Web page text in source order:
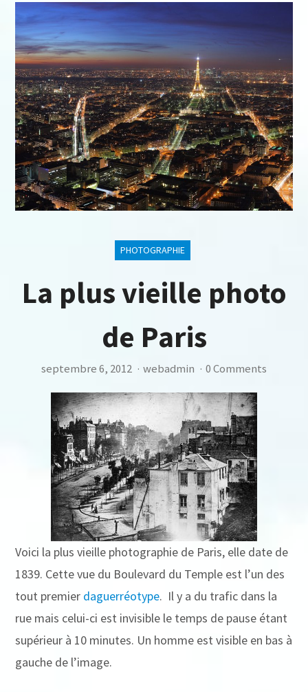
PHOTOGRAPHIE
La plus vieille photo
de Paris
septembre 6, 2012 · webadmin · 0 Comments
Voici la plus vieille photographie de Paris, elle date de
1839. Cette vue du Boulevard du Temple est l’un des
tout premier daguerréotype. Il y a du trafic dans la
rue mais celui-ci est invisible le temps de pause étant
supérieur à 10 minutes. Un homme est visible en bas à
gauche de l’image.